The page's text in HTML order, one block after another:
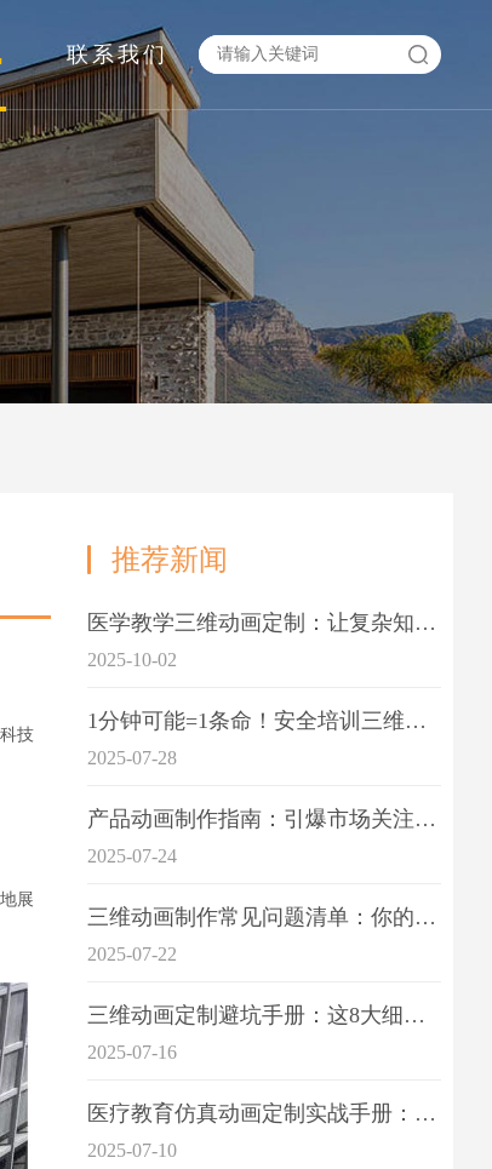
联系我们
技
展
推荐新闻
医学教学三维动画定制：让复杂知识一目了
2025-10-02
1分钟可能=1条命！安全培训三维动画制作成本效益深度拆解
2025-07-28
产品动画制作指南：引爆市场关注的视觉引擎
2025-07-24
三维动画制作常见问题清单：你的项目是否踩中这6大技术雷区？
2025-07-22
三维动画定制避坑手册：这8大细节重点关注
2025-07-16
医疗教育仿真动画定制实战手册：击破传统医学教育7大痛点
2025-07-10